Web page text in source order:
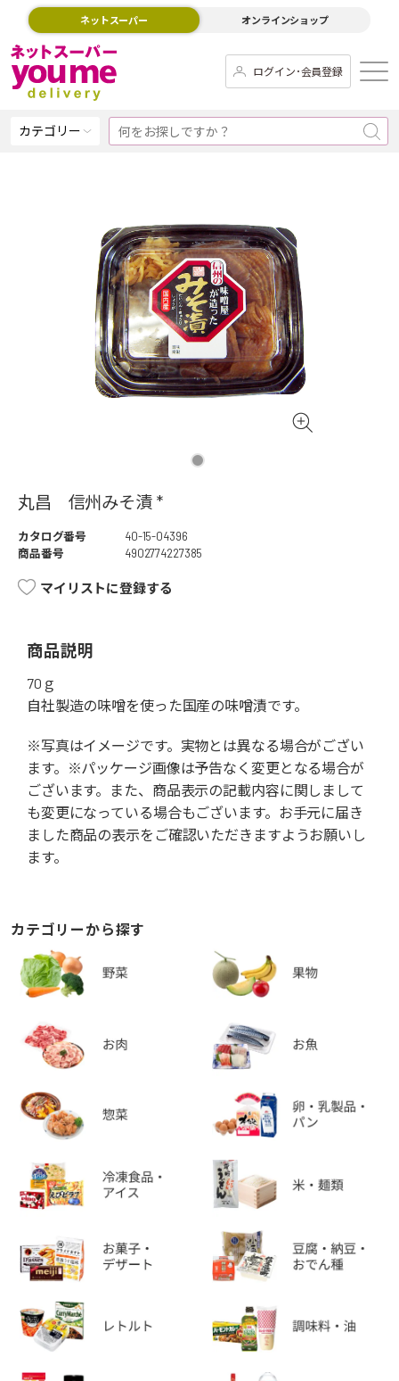
ネットスーパー オンラインショップ
ログイン･会員登録
カテゴリー
丸昌 信州みそ漬 *
カタログ番号
40-15-04396
商品番号
4902774227385
マイリストに登録する
商品説明
70ｇ
自社製造の味噌を使った国産の味噌漬です。
※写真はイメージです。実物とは異なる場合がござい
ます。※パッケージ画像は予告なく変更となる場合が
ございます。また、商品表示の記載内容に関しまして
も変更になっている場合もございます。お手元に届き
ました商品の表示をご確認いただきますようお願いし
ます。
カテゴリーから探す